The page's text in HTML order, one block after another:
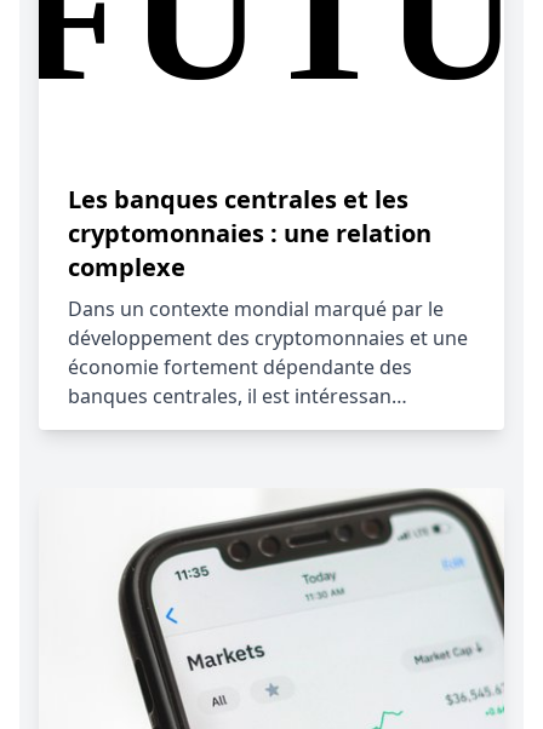
Les banques centrales et les
cryptomonnaies : une relation
complexe
Dans un contexte mondial marqué par le
développement des cryptomonnaies et une
économie fortement dépendante des
banques centrales, il est intéressan…